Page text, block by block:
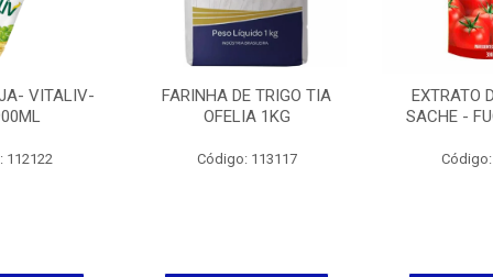
VITALIV-
112122
FARINHA DE TRIGO TIA
OFELIA 1KG
Código: 113117
EXTRATO
SACHE -